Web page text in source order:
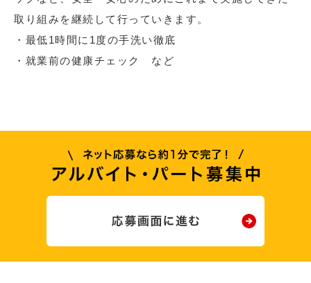
取り組みを継続して行っていきます。
・最低1時間に1度の手洗い徹底
・就業前の健康チェック など